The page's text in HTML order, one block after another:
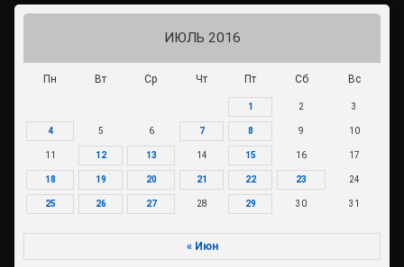
ИЮЛЬ 2016
Пн Вт Ср Чт Пт Сб Вс
1 2 3
4 5 6 7 8 9 10
11 12 13 14 15 16 17
18 19 20 21 22 23 24
25 26 27 28 29 30 31
« Июн